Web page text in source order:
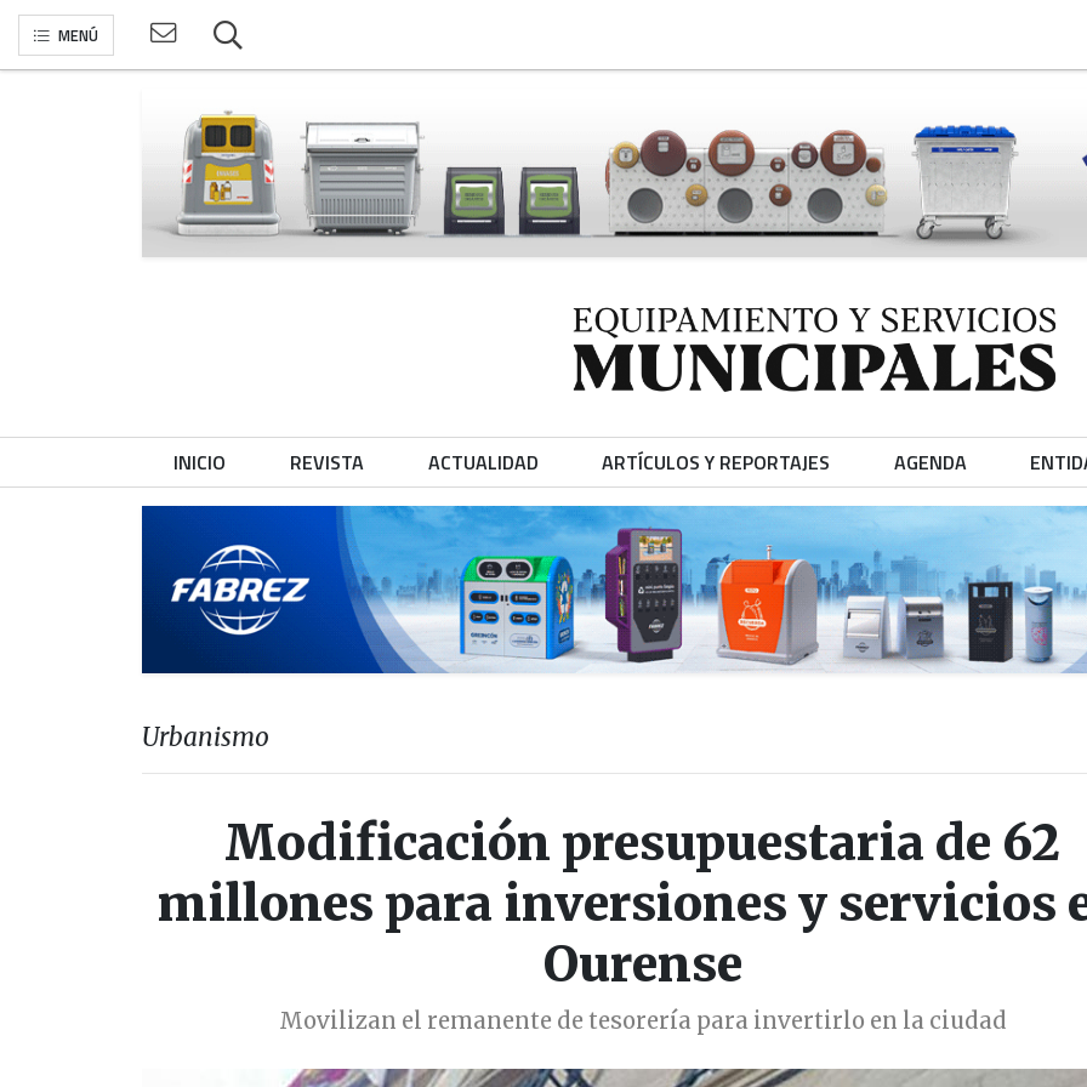
MENÚ
INICIO REVISTA ACTUALIDAD ARTÍCULOS Y REPORTAJES AGENDA
Urbanismo
Modificación presupuestaria de 62
millones para inversiones y servicios
Ourense
Movilizan el remanente de tesorería para invertirlo en la ciudad